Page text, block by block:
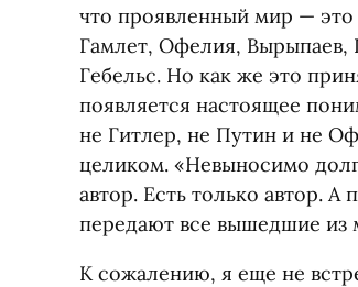
что проявленный мир — это
Гамлет, Офелия, Вырыпаев,
Гебельс. Но как же это
появляется настоящее
не Гитлер, не Путин и не
целиком. «Невыносимо
автор. Есть только автор.
передают все вышедшие из
К сожалению, я еще не